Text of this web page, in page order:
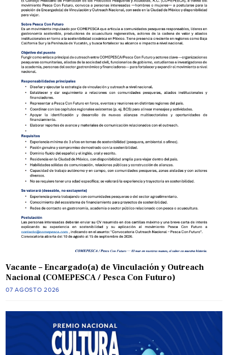
Vacante – Encargado(a) de Vinculación y Outreach
Nacional (COMEPESCA / Pesca Con Futuro)
07 AGOSTO 2026